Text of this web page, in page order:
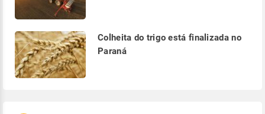
Colheita do trigo está finalizada no
Paraná